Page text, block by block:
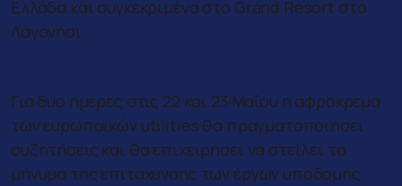
Ελλάδα και συγκεκριμένα στο Grand Resort στο
Λαγονήσι.
Για δύο ημέρες στις 22 και 23 Μαΐου η αφρόκρεμα
των ευρωπαϊκών utilities θα πραγματοποιήσει
συζητήσεις και θα επιχειρήσει να στείλει το
μήνυμα της επιτάχυνσης των έργων υποδομής